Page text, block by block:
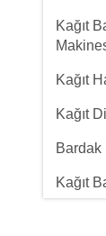
Kağıt
Kağıt
Kağıt
Bardak
Kağıt